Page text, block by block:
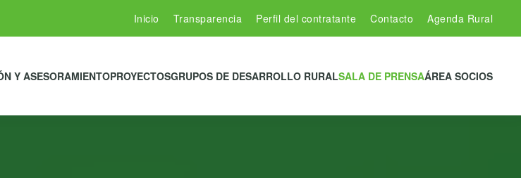
Inicio Transparencia Perfil del contratante Contacto Agenda Rural
Y ASESORAMIENTOPROYECTOSGRUPOS DE DESARROLLO RURALSALA DE PRENSAÁREA SOCIOS